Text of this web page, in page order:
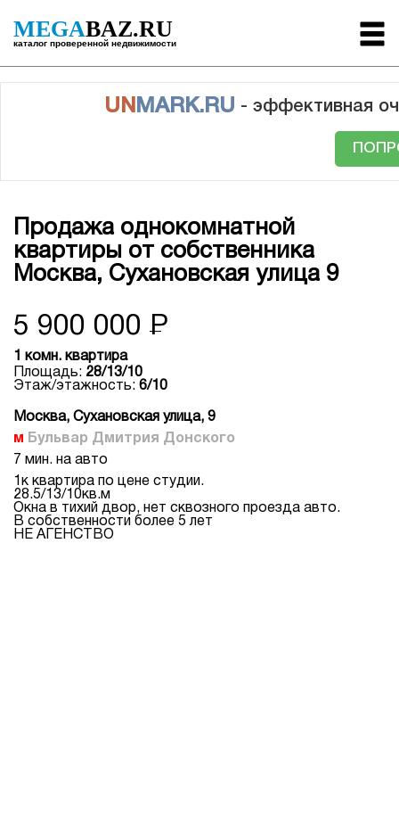
MEGABAZ.RU
каталог проверенной недвижимости
UN MARK.RU - эффективная
Продажа однокомнатной
квартиры от собственника
Москва, Сухановская улица 9
5 900 000 Р
1 комн. квартира
Площадь: 28/13/10
Этаж/этажность: 6/10
Москва, Сухановская улица, 9
Бульвар Дмитрия Донского
7 мин. на авто
1к квартира по цене студии.
28.5/13/10кв.м
Окна в тихий двор, нет сквозного проезда авто.
В собственности более 5 лет
НЕ АГЕНСТВО